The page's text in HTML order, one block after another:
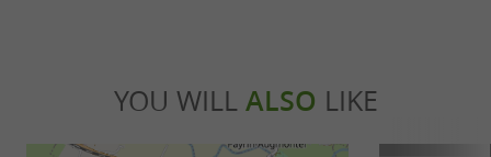
YOU WILL ALSO LIKE